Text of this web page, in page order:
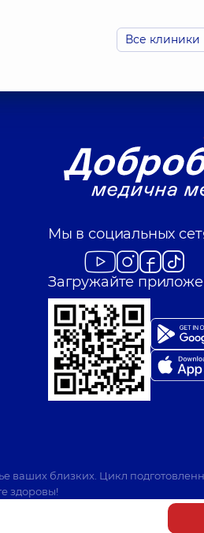
на Святошино
Все клиники
Мы в социальных
Загружайте
ваших близких. Цикл
здоровы!